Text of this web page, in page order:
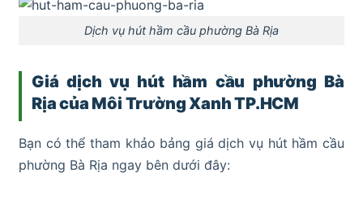
Dịch vụ hút hầm cầu phường Bà Rịa
Giá dịch vụ hút hầm cầu phường Bà
Rịacủa Môi Trường Xanh TP.HCM
Bạn có thể tham khảo bảng giá dịch vụ hút hầm cầu
phường Bà Rịa ngay bên dưới đây: